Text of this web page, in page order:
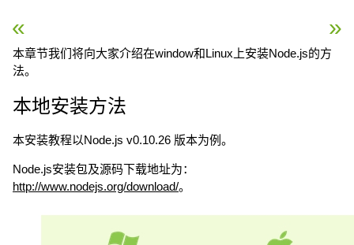
« Node.js 教程 Node.js 创建HTTP服务
本章节我们将向大家介绍在window和Linux上安装Node.js的方
法。
本地安装方法
本安装教程以Node.js v0.10.26 版本为例。
Node.js安装包及源码下载地址为：
http://www.nodejs.org/download/。